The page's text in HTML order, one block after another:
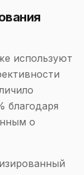
используют
благодаря
о